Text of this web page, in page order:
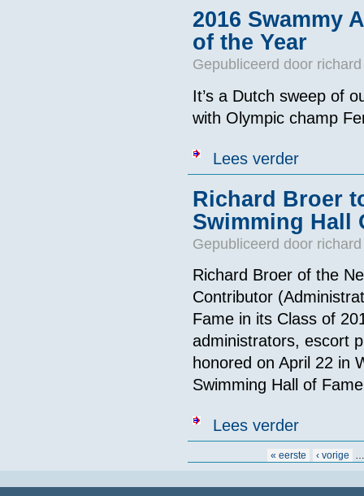
2016 Swammy
of the Year
Gepubliceerd door
It’s a Dutch sweep of
with Olympic champ
Lees verderover 2016
Richard Broer
Swimming Hall
Gepubliceerd door
Richard Broer of the
Contributor
Fame in its Class of
administrators, escort
honored on April 22 in
Swimming Hall of
Lees verderover Richard
« eerste ‹ vorige